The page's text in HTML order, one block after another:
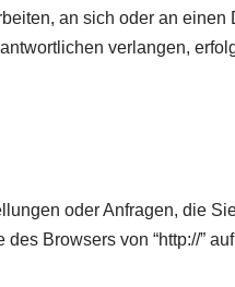
an sich oder an einen
verlangen,
oder Anfragen, die
Browsers von “http://”